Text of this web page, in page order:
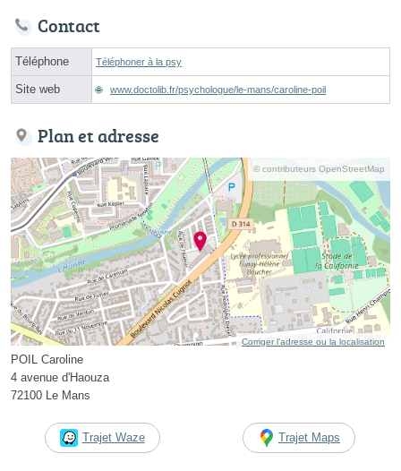
Contact
Téléphone Téléphoner à la psy
Site web www.doctolib.fr/psychologue/le-mans/caroline-poil
Plan et adresse
© contributeurs OpenStreetMap
Corriger l’adresse ou la localisation
POIL Caroline
4 avenue d'Haouza
72100 Le Mans
Trajet Waze Trajet Maps